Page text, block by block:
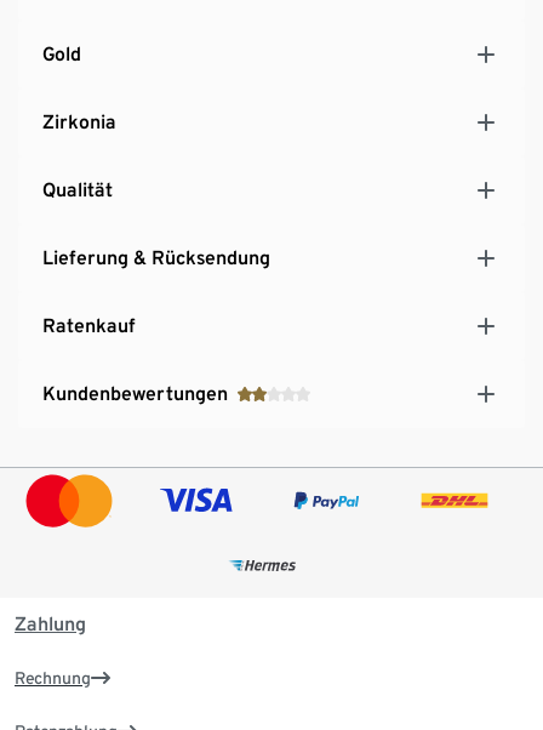
Gold
Zirkonia
Qualität
Lieferung & Rücksendung
Ratenkauf
Kundenbewertungen
Zahlung
Rechnung